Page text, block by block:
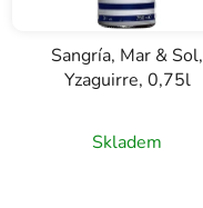
Sangría, Mar & Sol,
Yzaguirre, 0,75l
Skladem